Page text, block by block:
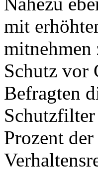
mit
mitnehmen
Schutz vor
Befragten
Prozent